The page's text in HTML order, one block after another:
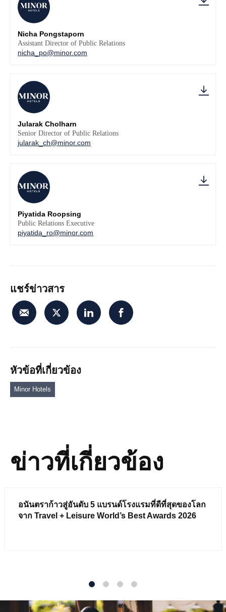
Nicha Pongstaporn
Assistant Director of Public Relations
nicha_po@minor.com
Jularak Cholharn
Senior Director of Public Relations
jularak_ch@minor.com
Piyatida Roopsing
Public Relations Executive
piyatida_ro@minor.com
แชร์ข่าวสาร
หัวข้อที่เกี่ยวข้อง
Minor Hotels
ข่าวที่เกี่ยวข้อง
อนันตราก้าวสู่อันดับ 5 แบรนด์โรงแรมที่ดีที่สุดของโลก
จาก Travel + Leisure World’s Best Awards 2026